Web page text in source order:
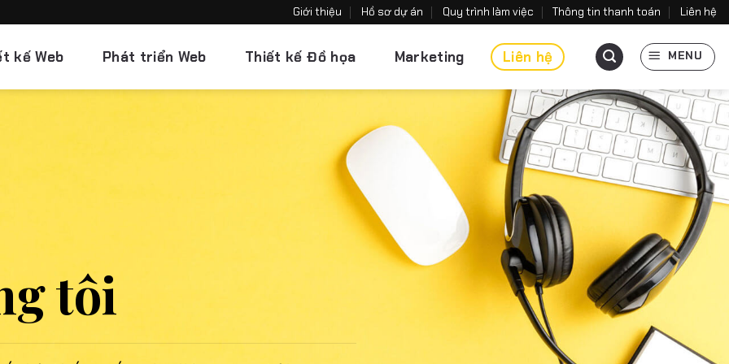
Giới thiệu Hồ sơ dự án Quy trình làm việc Thông tin thanh toán Liên hệ
kế Web Phát triển Web Thiết kế Đồ họa Marketing Liên hệ MENU
tôi